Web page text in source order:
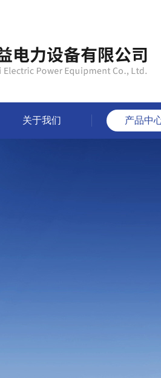
关于我们 产品中